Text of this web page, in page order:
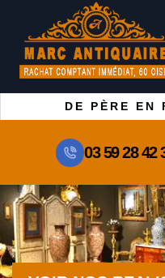
DE PÈRE EN
03 59 28 42